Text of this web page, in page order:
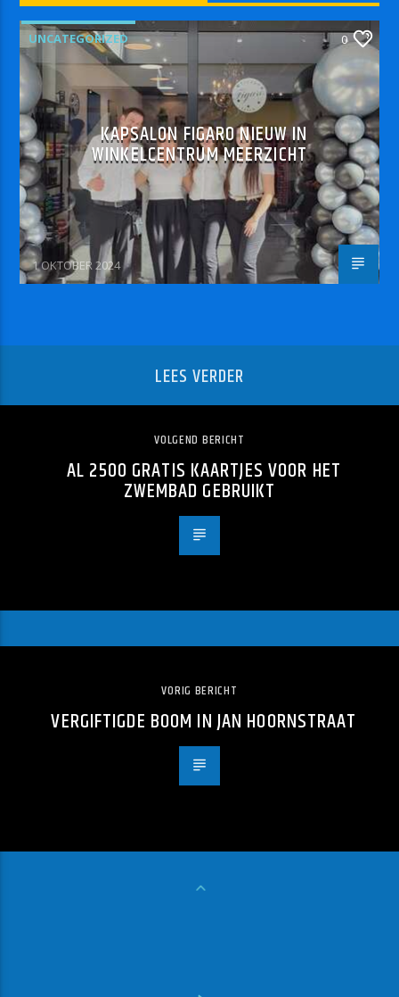
UNCATEGORIZED 0
KAPSALON FIGARO NIEUW IN
WINKELCENTRUM MEERZICHT
1 OKTOBER 2024
LEES VERDER
VOLGEND BERICHT
AL 2500 GRATIS KAARTJES VOOR HET
ZWEMBAD GEBRUIKT
VORIG BERICHT
VERGIFTIGDE BOOM IN JAN HOORNSTRAAT